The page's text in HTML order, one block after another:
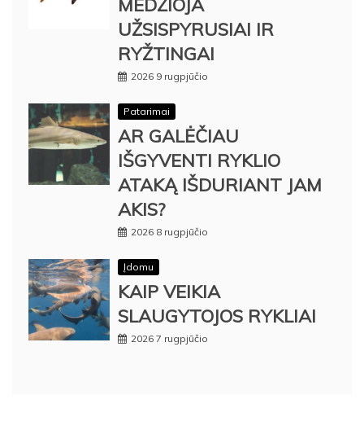
MEDŽIOJA
UŽSISPYRUSIAI IR
RYŽTINGAI
2026 9 rugpjūčio
Patarimai
AR GALĖČIAU
IŠGYVENTI RYKLIO
ATAKĄ IŠDURIANT JAM
AKIS?
2026 8 rugpjūčio
Įdomu
KAIP VEIKIA
SLAUGYTOJOS RYKLIAI
2026 7 rugpjūčio